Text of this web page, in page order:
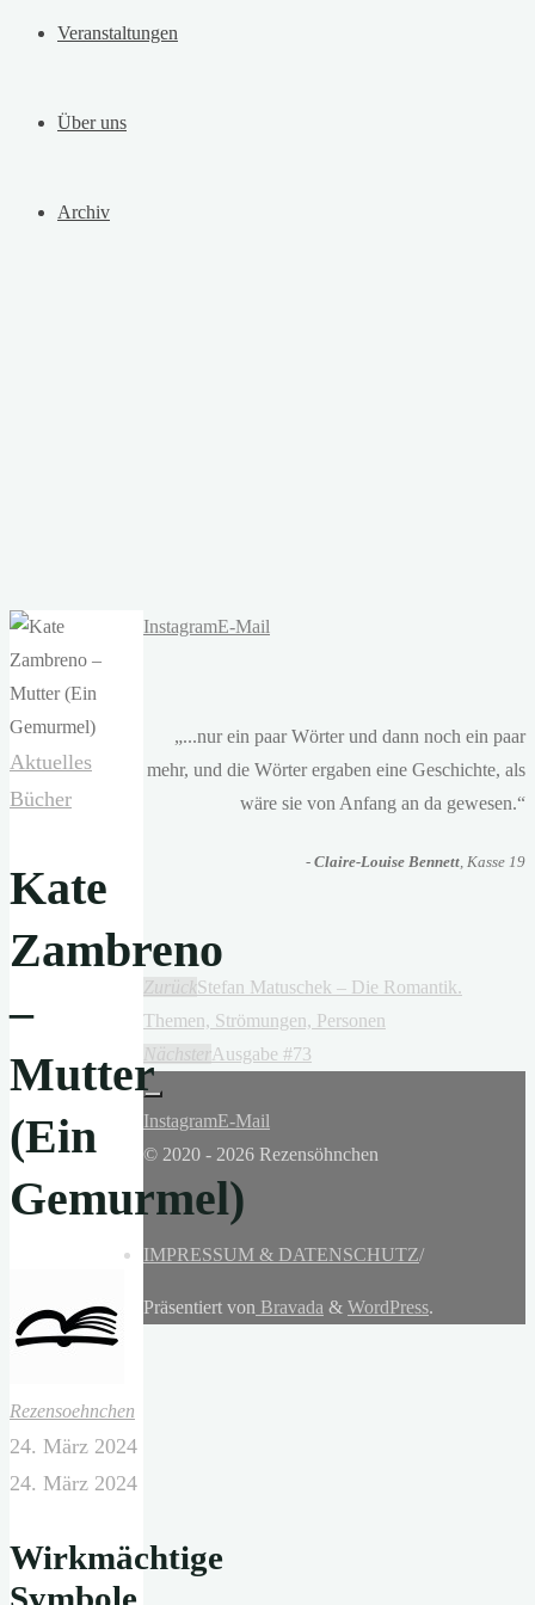
Veranstaltungen
Über uns
Archiv
Aktuelles
Bücher
Kate
Zambreno
–
Mutter
(Ein
Gemurmel)
Rezensoehnchen
24. März 2024
24. März 2024
Wirkmächtige
InstagramE-Mail
„...nur ein paar Wörter und dann noch ein paar
mehr, und die Wörter ergaben eine Geschichte, als
wäre sie von Anfang an da gewesen.“
- Claire-Louise Bennett, Kasse 19
ZurückStefan Matuschek – Die Romantik.
Themen, Strömungen, Personen
NächsterAusgabe #73
InstagramE-Mail
© 2020 - 2026 Rezensöhnchen
IMPRESSUM & DATENSCHUTZ/
Präsentiert von Bravada & WordPress.